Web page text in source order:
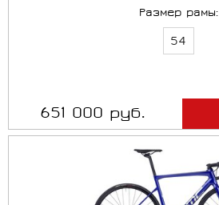
Размер рамы:
54
651 000 руб.